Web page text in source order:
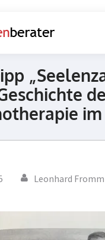
im
Leonhard Fromm